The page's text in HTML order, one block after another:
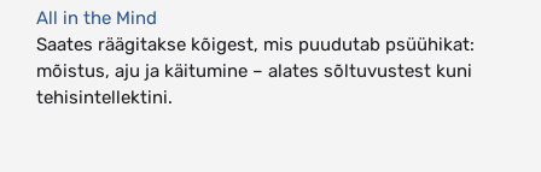
All in the Mind
Saates räägitakse kõigest, mis puudutab psüühikat:
mõistus, aju ja käitumine – alates sõltuvustest kuni
tehisintellektini.